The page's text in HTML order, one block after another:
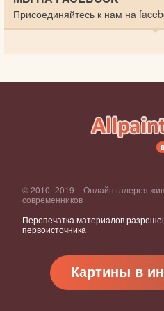
Присоединяйтесь к нам на
© 2010–2019 – Онлайн галерея
современников
Перепечатка материалов
первоисточника
Картины в